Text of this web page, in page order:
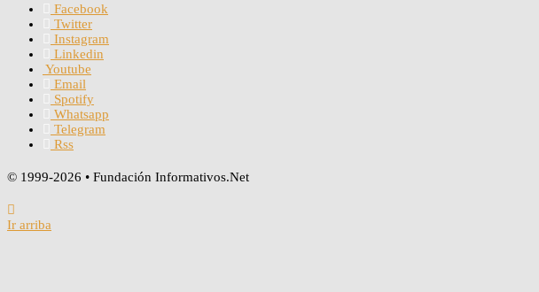
Facebook
Twitter
Instagram
Linkedin
Youtube
Email
Spotify
Whatsapp
Telegram
Rss
© 1999-2026 • Fundación Informativos.Net
Ir arriba